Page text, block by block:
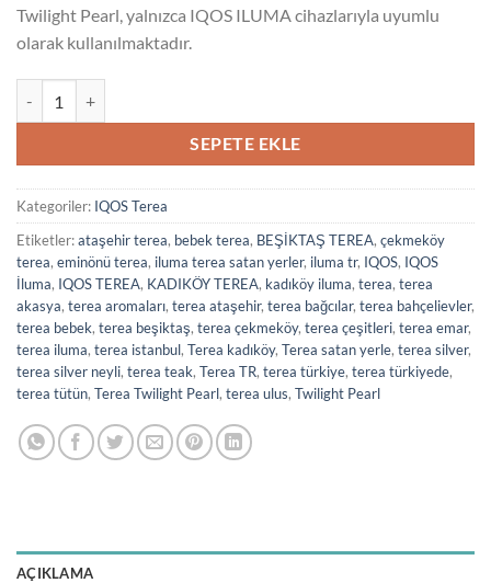
Twilight Pearl, yalnızca IQOS ILUMA cihazlarıyla uyumlu
olarak kullanılmaktadır.
SEPETE EKLE
Kategoriler: IQOS Terea
Etiketler:ataşehir terea, bebek terea, BEŞİKTAŞ TEREA, çekmeköy
terea, eminönü terea, iluma terea satan yerler, iluma tr, IQOS, IQOS
İluma, IQOS TEREA, KADIKÖY TEREA, kadıköy iluma, terea, terea
akasya, terea aromaları, terea ataşehir, terea bağcılar, terea bahçelievler,
terea bebek, terea beşiktaş, terea çekmeköy, terea çeşitleri, terea emar,
terea iluma, terea istanbul, Terea kadıköy, Terea satan yerle, terea silver,
terea silver neyli, terea teak, Terea TR, terea türkiye, terea türkiyede,
terea tütün, Terea Twilight Pearl, terea ulus, Twilight Pearl
AÇIKLAMA